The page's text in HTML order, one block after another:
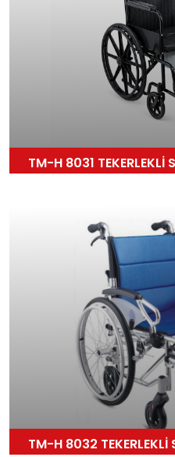
TM-H 8031 TEKERLEKLİ
TM-H 8032 TEKERLEKLİ